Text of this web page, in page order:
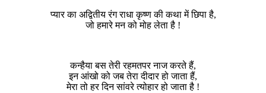
प्यार का अद्वितीय रंग राधा कृष्ण की कथा में छिपा है,
जो हमारे मन को मोह लेता है !
कन्हैया बस तेरी रहमतपर नाज करते हैं,
इन आंखो को जब तेरा दीदार हो जाता हैं,
मेरा तो हर दिन सांवरे त्योहार हो जाता है !